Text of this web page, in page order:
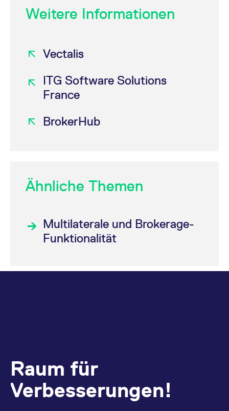
Weitere Informationen
Vectalis
ITG Software Solutions
France
BrokerHub
Ähnliche Themen
Multilaterale und Brokerage-
Funktionalität
Raum für
Verbesserungen!